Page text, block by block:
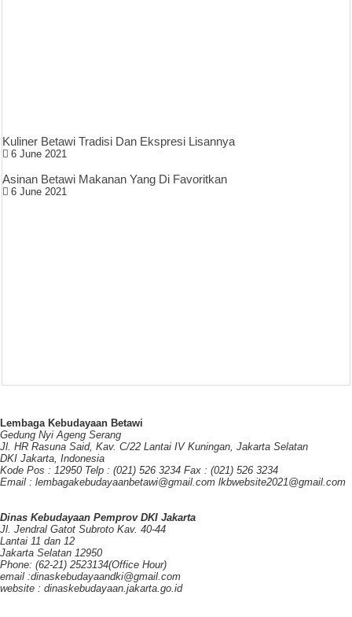
Kuliner Betawi Tradisi Dan Ekspresi Lisannya
6 June 2021
Asinan Betawi Makanan Yang Di Favoritkan
6 June 2021
Lembaga Kebudayaan Betawi
Gedung Nyi Ageng Serang
Jl. HR Rasuna Said, Kav. C/22 Lantai IV Kuningan, Jakarta Selatan
DKI Jakarta, Indonesia
Kode Pos : 12950 Telp : (021) 526 3234 Fax : (021) 526 3234
Email : lembagakebudayaanbetawi@gmail.com lkbwebsite2021@gmail.com
Dinas Kebudayaan Pemprov DKI Jakarta
Jl. Jendral Gatot Subroto Kav. 40-44
Lantai 11 dan 12
Jakarta Selatan 12950
Phone: (62-21) 2523134(Office Hour)
email :dinaskebudayaandki@gmail.com
website : dinaskebudayaan.jakarta.go.id